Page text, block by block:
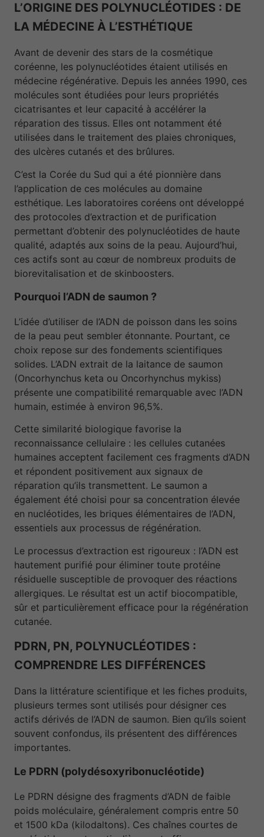
L’ORIGINE DES POLYNUCLÉOTIDES : DE
LA MÉDECINE À L’ESTHÉTIQUE
Avant de devenir des stars de la cosmétique
coréenne, les polynucléotides étaient utilisés en
médecine régénérative. Depuis les années 1990, ces
molécules sont étudiées pour leurs propriétés
cicatrisantes et leur capacité à accélérer la
réparation des tissus. Elles ont notamment été
utilisées dans le traitement des plaies chroniques,
des ulcères cutanés et des brûlures.
C’est la Corée du Sud qui a été pionnière dans
l’application de ces molécules au domaine
esthétique. Les laboratoires coréens ont développé
des protocoles d’extraction et de purification
permettant d’obtenir des polynucléotides de haute
qualité, adaptés aux soins de la peau. Aujourd’hui,
ces actifs sont au cœur de nombreux produits de
biorevitalisation et de skinboosters.
Pourquoi l’ADN de saumon ?
L’idée d’utiliser de l’ADN de poisson dans les soins
de la peau peut sembler étonnante. Pourtant, ce
choix repose sur des fondements scientifiques
solides. L’ADN extrait de la laitance de saumon
(Oncorhynchus keta ou Oncorhynchus mykiss)
présente une compatibilité remarquable avec l’ADN
humain, estimée à environ 96,5%.
Cette similarité biologique favorise la
reconnaissance cellulaire : les cellules cutanées
humaines acceptent facilement ces fragments d’ADN
et répondent positivement aux signaux de
réparation qu’ils transmettent. Le saumon a
également été choisi pour sa concentration élevée
en nucléotides, les briques élémentaires de l’ADN,
essentiels aux processus de régénération.
Le processus d’extraction est rigoureux : l’ADN est
hautement purifié pour éliminer toute protéine
résiduelle susceptible de provoquer des réactions
allergiques. Le résultat est un actif biocompatible,
sûr et particulièrement efficace pour la régénération
cutanée.
PDRN, PN, POLYNUCLÉOTIDES :
COMPRENDRE LES DIFFÉRENCES
Dans la littérature scientifique et les fiches produits,
plusieurs termes sont utilisés pour désigner ces
actifs dérivés de l’ADN de saumon. Bien qu’ils soient
souvent confondus, ils présentent des différences
importantes.
Le PDRN (polydésoxyribonucléotide)
Le PDRN désigne des fragments d’ADN de faible
poids moléculaire, généralement compris entre 50
et 1500 kDa (kilodaltons). Ces chaînes courtes de